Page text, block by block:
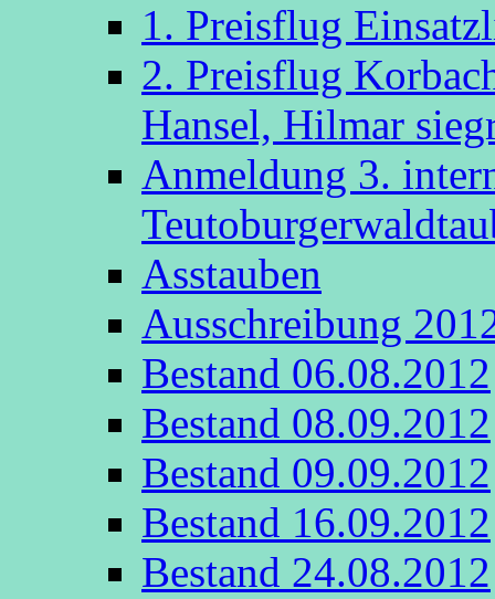
1. Preisflug
2. Preisflug
Hansel, Hilmar
Anmeldung 3.
Asstauben
Ausschreibung
Bestand 06.08.2012
Bestand 08.09.2012
Bestand 09.09.2012
Bestand 16.09.2012
Bestand 24.08.2012